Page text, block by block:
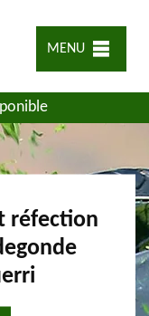
MENU
réfection